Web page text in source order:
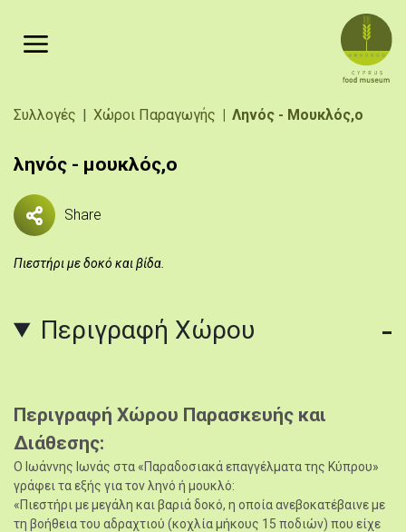
Breadcrumb
Συλλογές Χώροι Παραγωγής Ληνός - Μουκλός,ο
ληνός - μουκλός,ο
Share
Πιεστήρι με δοκό και βίδα.
Περιγραφή Χώρου
Περιγραφή Χώρου Παρασκευής και
Διάθεσης
Ο Ιωάννης Ιωνάς στα «Παραδοσιακά επαγγέλματα της Κύπρου»
γράφει τα εξής για τον ληνό ή μουκλό:
«Πιεστήρι με μεγάλη και βαριά δοκό, η οποία ανεβοκατέβαινε με
τη βοήθεια του αδραχτιού (κοχλία μήκους 15 ποδιών) που είχε